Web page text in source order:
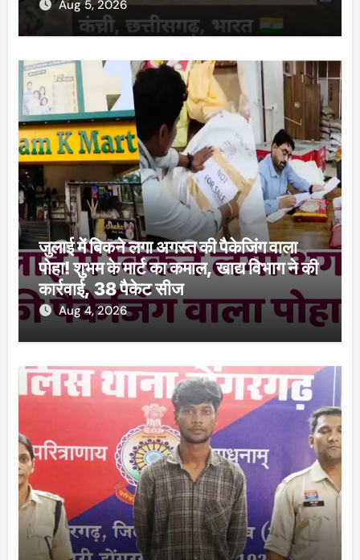
Aug 5, 2026
जुलाई में बिकने लगा अगस्त की पैकेजिंग वाला
पोहा! शुभम के मार्ट का कमाल, खाद्य विभाग ने की
कार्रवाई, 38 पैकेट सीज
Aug 4, 2026